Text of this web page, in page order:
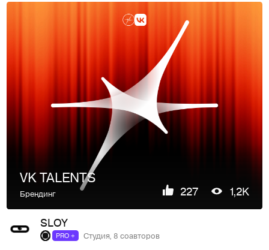
VK TALENTS
Брендинг 227 1,2K
SLOY
PRO + Студия, 8 соавторов